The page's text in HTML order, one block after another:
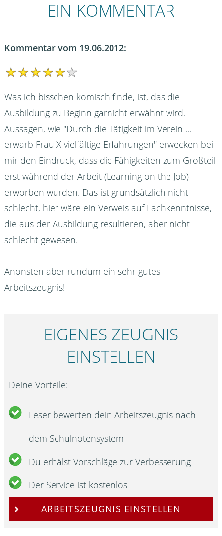
EIN KOMMENTAR
Kommentar vom 19.06.2012:
Was ich bisschen komisch finde, ist, das die
Ausbildung zu Beginn garnicht erwähnt wird.
Aussagen, wie "Durch die Tätigkeit im Verein ...
erwarb Frau X vielfältige Erfahrungen" erwecken bei
mir den Eindruck, dass die Fähigkeiten zum Großteil
erst während der Arbeit (Learning on the Job)
erworben wurden. Das ist grundsätzlich nicht
schlecht, hier wäre ein Verweis auf Fachkenntnisse,
die aus der Ausbildung resultieren, aber nicht
schlecht gewesen.
Anonsten aber rundum ein sehr gutes
Arbeitszeugnis!
EIGENES ZEUGNIS
EINSTELLEN
Deine Vorteile:
Leser bewerten dein Arbeitszeugnis nach
dem Schulnotensystem
Du erhälst Vorschläge zur Verbesserung
Der Service ist kostenlos
ARBEITSZEUGNIS EINSTELLEN